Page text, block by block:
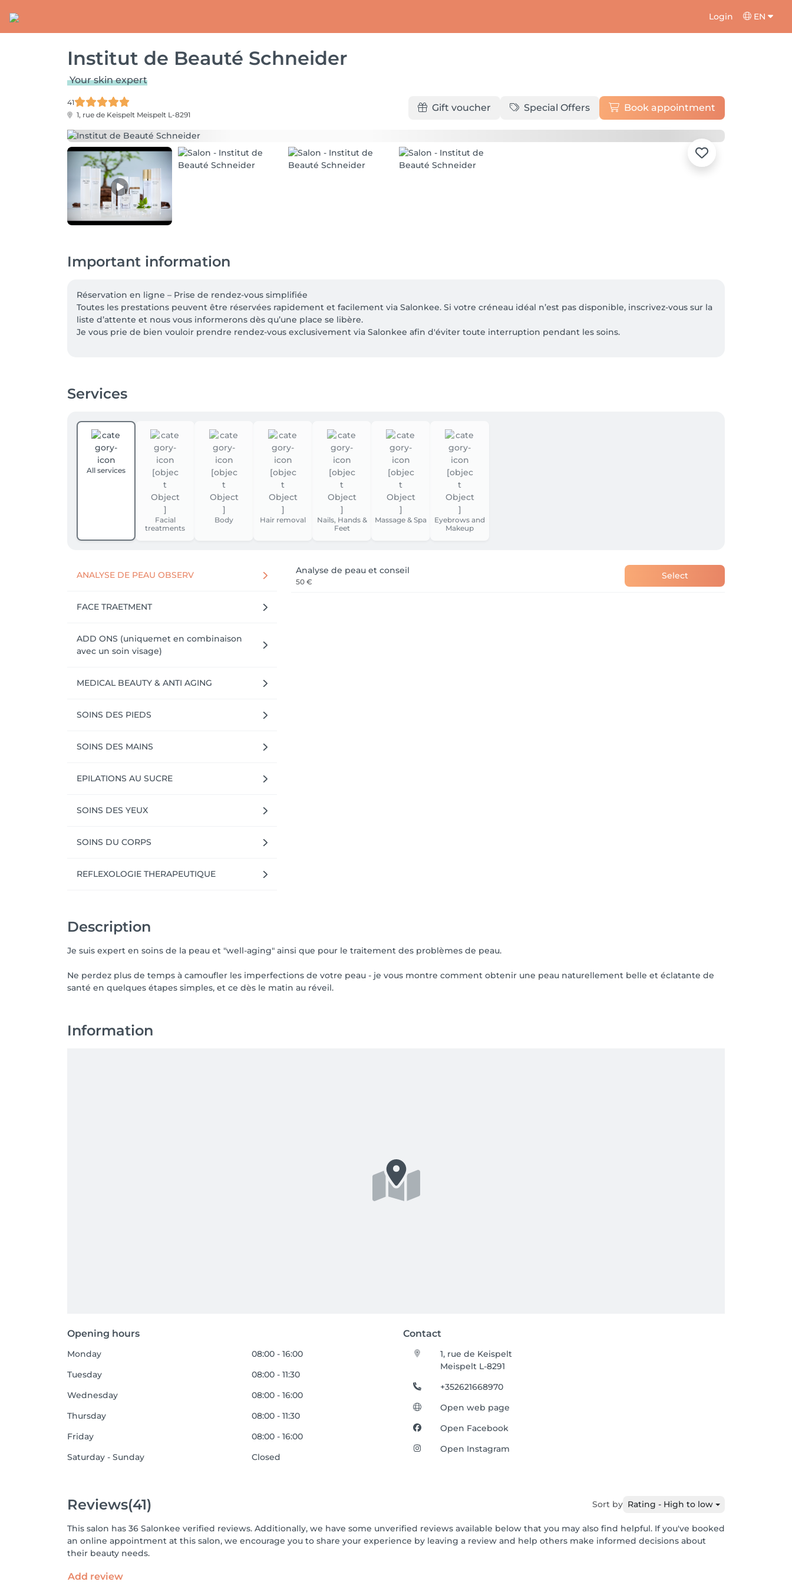
Login EN
Institut de Beauté Schneider
Your skin expert
41
1, rue de Keispelt Meispelt L-8291
Gift voucher Special Offers Book appointment
Important information
Réservation en ligne – Prise de rendez-vous simplifiée
Toutes les prestations peuvent être réservées rapidement et facilement via Salonkee. Si votre créneau idéal n’est pas disponible, inscrivez-vous sur la
liste d’attente et nous vous informerons dès qu’une place se libère.
Je vous prie de bien vouloir prendre rendez-vous exclusivement via Salonkee afin d'éviter toute interruption pendant les soins.
Annulation jusqu'à 12 heures avant le rendez-vous = facturation à 80%
Annulation jusqu'à 48 heures avant le renez-vous = 10%
Important :
En cas de retard, la durée du traitement sera raccourcie d'autant, par respect pour les clients suivants. Je vous prie donc d'arriver à l'heure.
Services
All services
Facial
treatments
Body Hair removal
Nails, Hands &
Feet
Massage & Spa
Eyebrows and
Makeup
ANALYSE DE PEAU OBSERV
FACE TRAETMENT
ADD ONS (uniquemet en combinaison
avec un soin visage)
MEDICAL BEAUTY & ANTI AGING
SOINS DES PIEDS
SOINS DES MAINS
EPILATIONS AU SUCRE
SOINS DES YEUX
SOINS DU CORPS
REFLEXOLOGIE THERAPEUTIQUE
Analyse de peau et conseil
50 €
Select
Description
Je suis expert en soins de la peau et "well-aging" ainsi que pour le traitement des problèmes de peau.
Ne perdez plus de temps à camoufler les imperfections de votre peau - je vous montre comment obtenir une peau naturellement belle et éclatante de
santé en quelques étapes simples, et ce dès le matin au réveil.
Information
Opening hours Contact
Monday
08:00 - 16:00
Tuesday
08:00 - 11:30
Wednesday
08:00 - 16:00
Thursday
08:00 - 11:30
Friday
08:00 - 16:00
Saturday - Sunday
Closed
1, rue de Keispelt
Meispelt L-8291
+352621668970
Open web page
Open Facebook
Open Instagram
Reviews(41) Sort by Rating - High to low
This salon has 36 Salonkee verified reviews. Additionally, we have some unverified reviews available below that you may also find helpful. If you've booked
an online appointment at this salon, we encourage you to share your experience by leaving a review and help others make informed decisions about
their beauty needs.
Add review